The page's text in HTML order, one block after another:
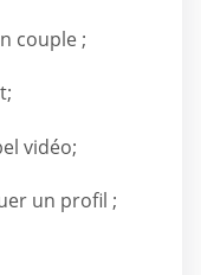
couple ;
vidéo;
un profil ;